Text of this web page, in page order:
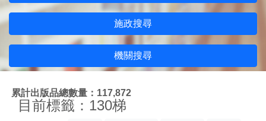
施政搜尋
機關搜尋
累計出版品總數量：117,872
目前標籤：130梯